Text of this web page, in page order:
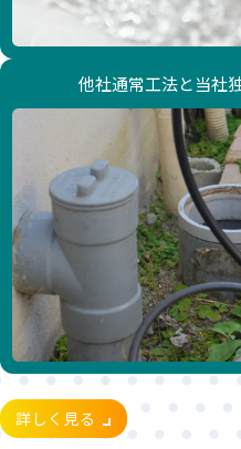
他社通常工法と当社
詳しく見る